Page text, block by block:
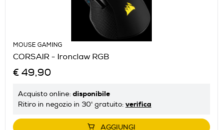
MOUSE GAMING
CORSAIR - Ironclaw RGB
€ 49,90
Acquisto online: disponibile
Ritiro in negozio in 30' gratuito: verifica
AGGIUNGI